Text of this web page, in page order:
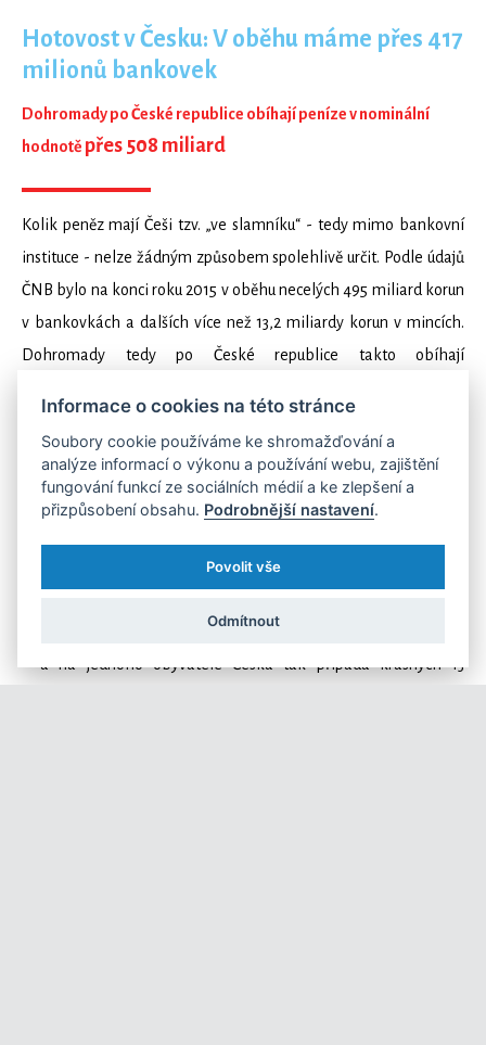
Hotovost v Česku: V oběhu máme přes 417
milionů bankovek
Dohromady po České republice obíhají peníze v nominální
hodnotě přes 508 miliard
Kolik peněz mají Češi tzv. „ve slamníku“ - tedy mimo bankovní
instituce - nelze žádným způsobem spolehlivě určit. Podle údajů
ČNB bylo na konci roku 2015 v oběhu necelých 495 miliard korun
v bankovkách a dalších více než 13,2 miliardy korun v mincích.
Dohromady tedy po České republice takto obíhají
v potaz jen české koruny. Na každého Čecha by tak teoreticky
vycházelo 48 289 korun. Ne všechny mince a bankovky jsou ale
v oběhu – odečíst musíme třeba ty, které leží v pokladnách
obchodů.
Tato obří částka je rozložena v celkem 417 milionech bankovek
nejvíce mezi námi obíhá Františků Palackých – přes 136 milionů
– a na jednoho obyvatele Česka tak připadá krásných 13
Informace o cookies na této stránce
Soubory cookie používáme ke shromažďování a
analýze informací o výkonu a používání webu, zajištění
fungování funkcí ze sociálních médií a ke zlepšení a
přizpůsobení obsahu. Podrobnější nastavení.
Povolit vše
Odmítnout